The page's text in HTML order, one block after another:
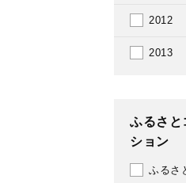
2012
2013
ふるさと
ション
ふるさ